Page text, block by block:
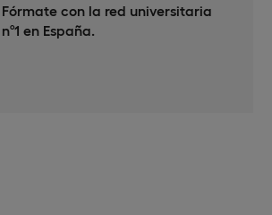
Fórmate con la red universitaria
nº1 en España.